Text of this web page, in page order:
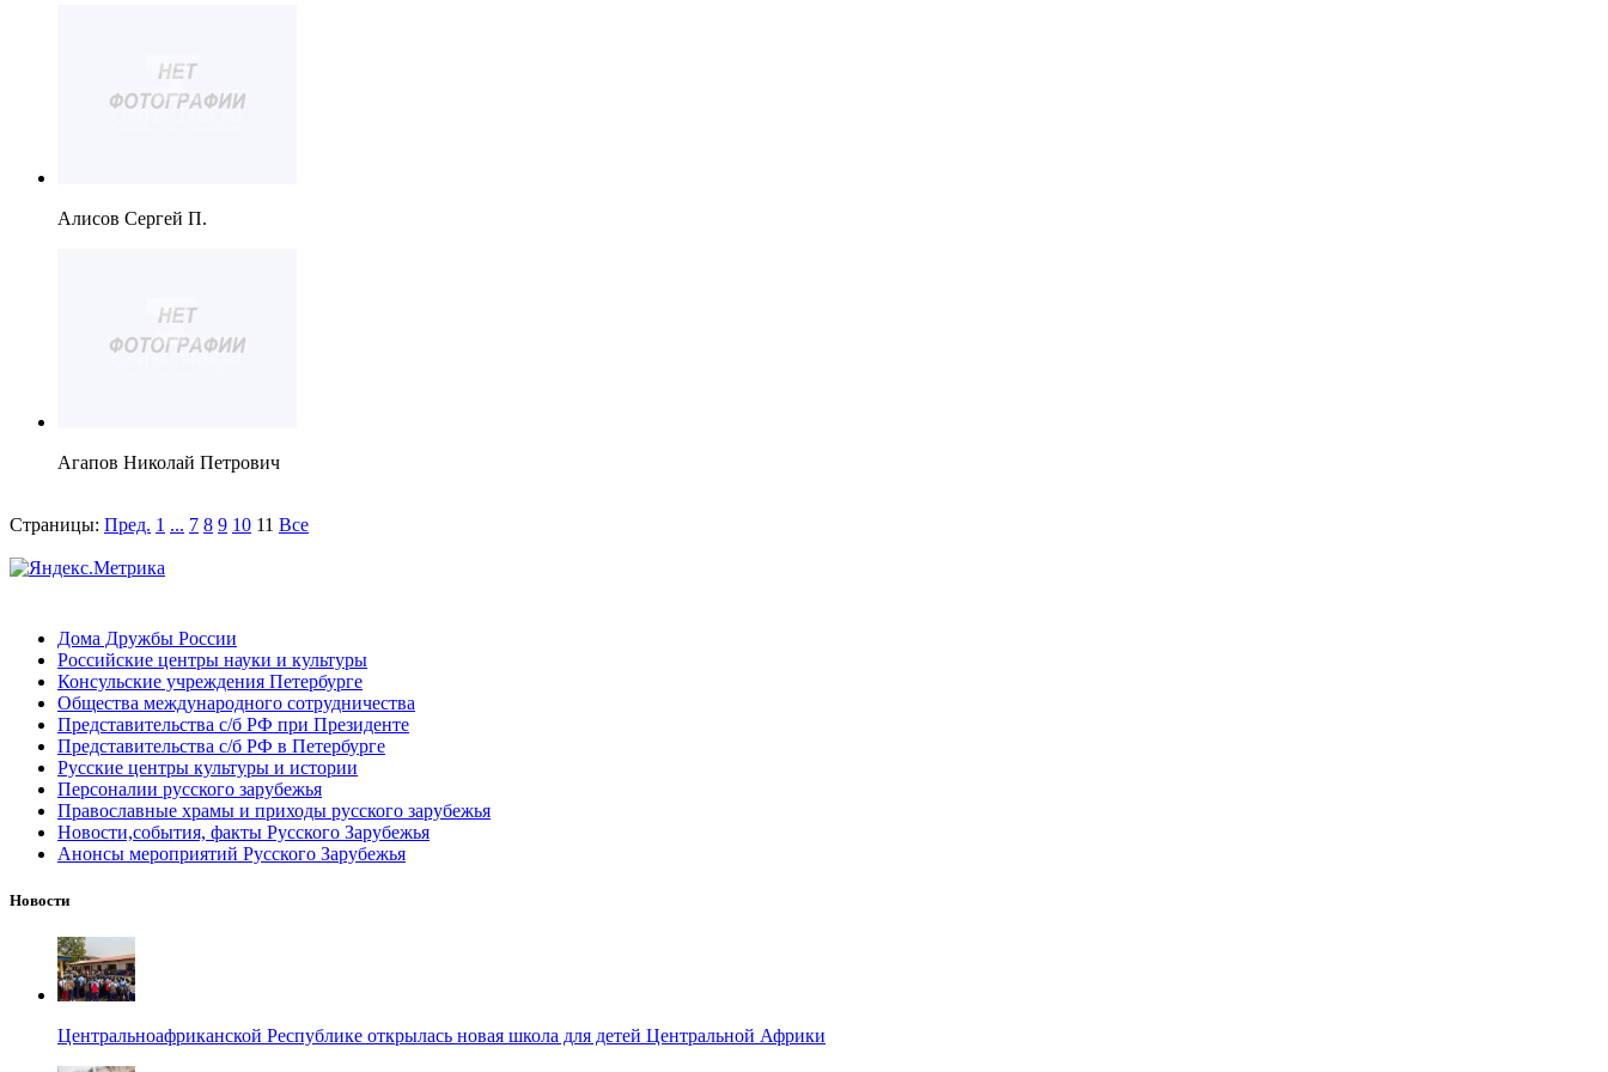
Алисов Сергей П.
Агапов Николай Петрович
Страницы: Пред. 1 ... 7 8 9 10 11 Все
Дома Дружбы России
Российские центры науки и культуры
Консульские учреждения Петербурге
Общества международного сотрудничества
Представительства с/б РФ при Президенте
Представительства с/б РФ в Петербурге
Русские центры культуры и истории
Персоналии русского зарубежья
Православные храмы и приходы русского зарубежья
Новости,события, факты Русского Зарубежья
Анонсы мероприятий Русского Зарубежья
Новости
Центральноафриканской Республике открылась новая школа для детей Центральной Африки